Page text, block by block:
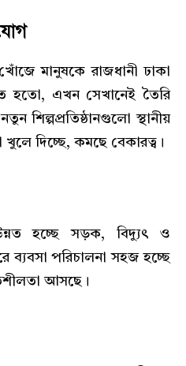
মানুষকে রাজধানী ঢাকা
হতো, এখন সেখানেই তৈরি
শিল্পপ্রতিষ্ঠানগুলো স্থানীয়
দিচ্ছে, কমছে বেকারত্ব।
হচ্ছে সড়ক, বিদ্যুৎ ও
ব্যবসা পরিচালনা সহজ হচ্ছে
আসছে।